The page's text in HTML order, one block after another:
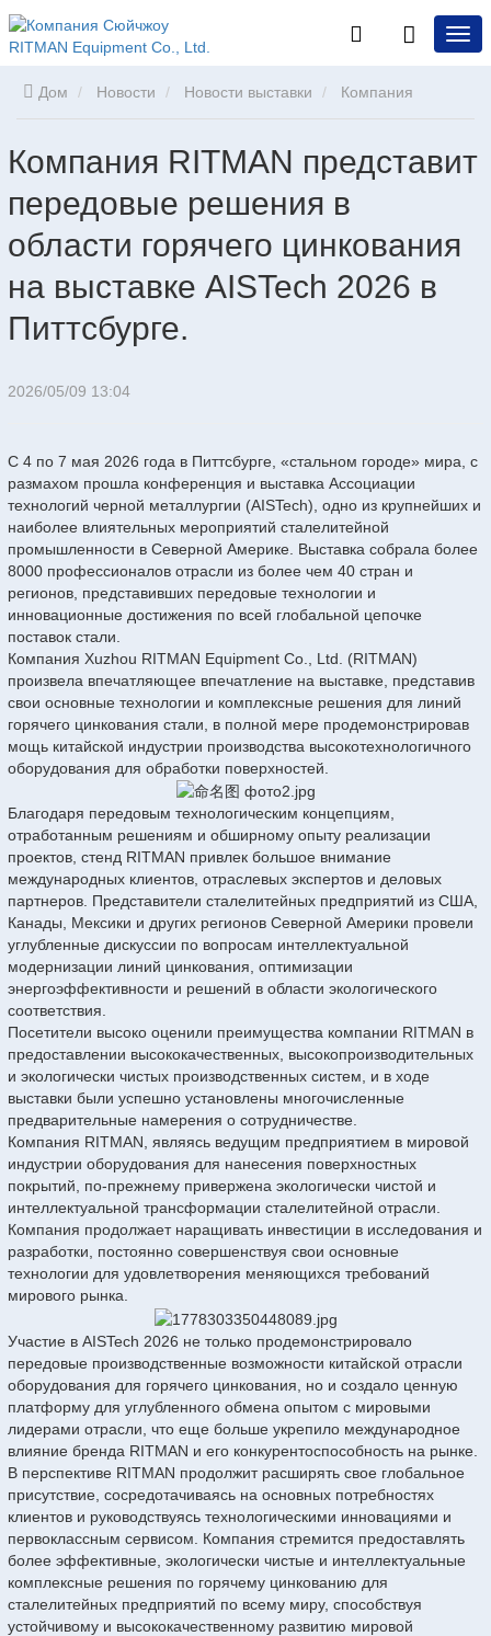
Дом Новости Новости выставки
цинкования на выставке AISTech 2026 в Питтсбурге.
Компания RITMAN представит
передовые решения в
области горячего цинкования
на выставке AISTech 2026 в
Питтсбурге.
2026/05/09 13:04
С 4 по 7 мая 2026 года в Питтсбурге, «стальном городе» мира, с
размахом прошла конференция и выставка Ассоциации
технологий черной металлургии (AISTech), одно из крупнейших и
наиболее влиятельных мероприятий сталелитейной
промышленности в Северной Америке. Выставка собрала более
8000 профессионалов отрасли из более чем 40 стран и
регионов, представивших передовые технологии и
инновационные достижения по всей глобальной цепочке
поставок стали.
Компания Xuzhou RITMAN Equipment Co., Ltd. (RITMAN)
произвела впечатляющее впечатление на выставке, представив
свои основные технологии и комплексные решения для линий
горячего цинкования стали, в полной мере продемонстрировав
мощь китайской индустрии производства высокотехнологичного
оборудования для обработки поверхностей.
Благодаря передовым технологическим концепциям,
отработанным решениям и обширному опыту реализации
проектов, стенд RITMAN привлек большое внимание
международных клиентов, отраслевых экспертов и деловых
партнеров. Представители сталелитейных предприятий из США,
Канады, Мексики и других регионов Северной Америки провели
углубленные дискуссии по вопросам интеллектуальной
модернизации линий цинкования, оптимизации
энергоэффективности и решений в области экологического
соответствия.
Посетители высоко оценили преимущества компании RITMAN в
предоставлении высококачественных, высокопроизводительных
и экологически чистых производственных систем, и в ходе
выставки были успешно установлены многочисленные
предварительные намерения о сотрудничестве.
Компания RITMAN, являясь ведущим предприятием в мировой
индустрии оборудования для нанесения поверхностных
покрытий, по-прежнему привержена экологически чистой и
интеллектуальной трансформации сталелитейной отрасли.
Компания продолжает наращивать инвестиции в исследования и
разработки, постоянно совершенствуя свои основные
технологии для удовлетворения меняющихся требований
мирового рынка.
Участие в AISTech 2026 не только продемонстрировало
передовые производственные возможности китайской отрасли
оборудования для горячего цинкования, но и создало ценную
платформу для углубленного обмена опытом с мировыми
лидерами отрасли, что еще больше укрепило международное
влияние бренда RITMAN и его конкурентоспособность на рынке.
В перспективе RITMAN продолжит расширять свое глобальное
присутствие, сосредотачиваясь на основных потребностях
клиентов и руководствуясь технологическими инновациями и
первоклассным сервисом. Компания стремится предоставлять
более эффективные, экологически чистые и интеллектуальные
комплексные решения по горячему цинкованию для
сталелитейных предприятий по всему миру, способствуя
устойчивому и высококачественному развитию мировой